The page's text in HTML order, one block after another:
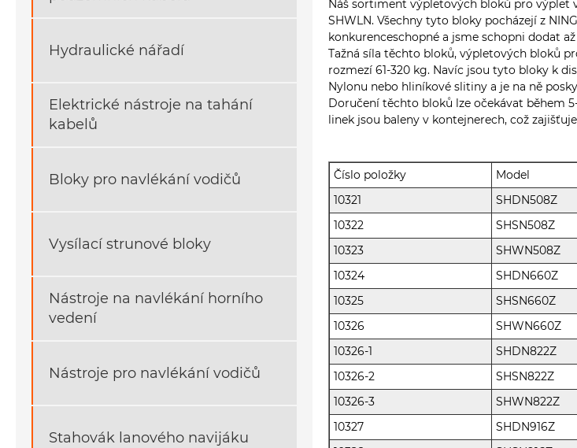
Hydraulické nářadí
Elektrické nástroje na tahání
kabelů
Bloky pro navlékání vodičů
Vysílací strunové bloky
Nástroje na navlékání horního
vedení
Nástroje pro navlékání vodičů
Stahovák lanového navijáku
Náš sortiment výpletových bloků pro výplet
SHWLN. Všechny tyto bloky pocházejí z
konkurenceschopné a jsme schopni dodat až
Tažná síla těchto bloků, výpletových bloků
rozmezí 61-320 kg. Navíc jsou tyto bloky k
Nylonu nebo hliníkové slitiny a je na ně
Doručení těchto bloků lze očekávat během
linek jsou baleny v kontejnerech, což
Číslo položky Model
10321
SHDN508Z
10322
SHSN508Z
10323
SHWN508Z
10324
SHDN660Z
10325
SHSN660Z
10326
SHWN660Z
10326-1
SHDN822Z
10326-2
SHSN822Z
10326-3
SHWN822Z
10327
SHDN916Z